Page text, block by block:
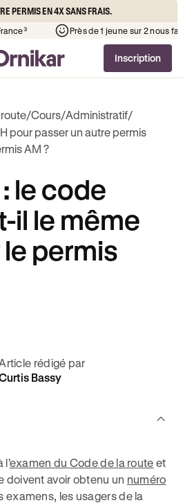
PERMIS EN 4X SANS FRAIS.
1ère auto-école de France³ Près
Inscription
/Cours/Administratif/
pour passer un autre permis
AM ?
le code
il le même
permis
rédigé par
Bassy
examen du Code de la route et
doivent avoir obtenu un numéro
examens, les usagers de la